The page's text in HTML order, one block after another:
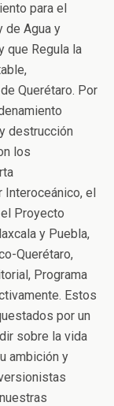
para el
de Agua y
que Regula la
Querétaro. Por
destrucción
los
Interoceánico, el
Proyecto
y Puebla,
Querétaro,
Programa
Estos
por un
sobre la vida
ambición y